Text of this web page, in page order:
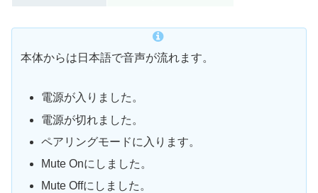
本体からは日本語で音声が流れます。
電源が入りました。
電源が切れました。
ペアリングモードに入ります。
Mute Onにしました。
Mute Offにしました。